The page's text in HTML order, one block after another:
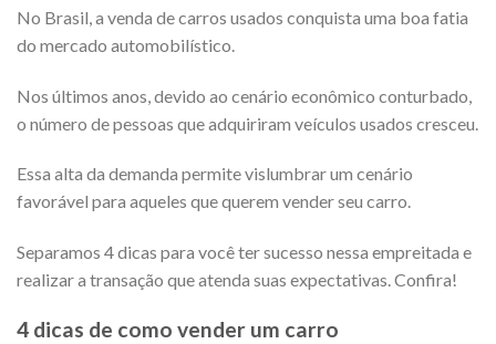
No Brasil, a venda de carros usados conquista uma boa fatia
do mercado automobilístico.
Nos últimos anos, devido ao cenário econômico conturbado,
o número de pessoas que adquiriram veículos usados cresceu.
Essa alta da demanda permite vislumbrar um cenário
favorável para aqueles que querem vender seu carro.
Separamos 4 dicas para você ter sucesso nessa empreitada e
realizar a transação que atenda suas expectativas. Confira!
4 dicas de como vender um carro